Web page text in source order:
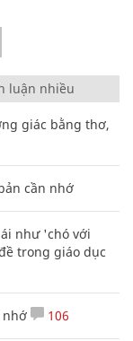
luận nhiều
giác bằng thơ,
cần nhớ
như 'chó với
trong giáo dục
nhớ 106